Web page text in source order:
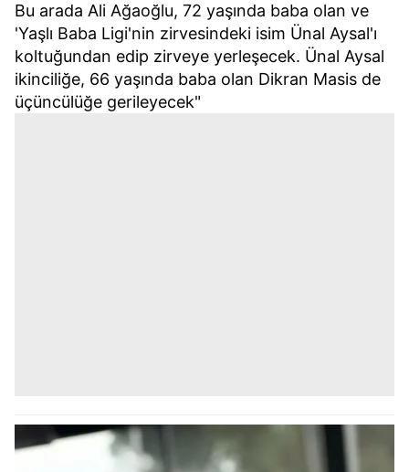
Metnimizi ziyaret edebilirsiniz.
6698 sayılı Kişisel Verilerin Korunması Kanunu uyarınca
hazırlanmış Aydınlatma Metnimizi okumak ve sitemizde
ilgili mevzuata uygun olarak kullanılan çerezlerle ilgili bilgi
Bu arada Ali Ağaoğlu, 72 yaşında baba olan ve
'Yaşlı Baba Ligi'nin zirvesindeki isim Ünal Aysal'ı
koltuğundan edip zirveye yerleşecek. Ünal Aysal
ikinciliğe, 66 yaşında baba olan Dikran Masis de
üçüncülüğe gerileyecek"